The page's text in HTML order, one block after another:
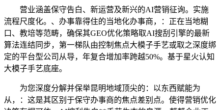
营业涵盖保守告白、新运营及新兴的AI营销征询。实施
流程尺度化。、办事靠得住的当地化办事商，：正在当地糊
口、教培等范畴，确保其GEO优化策略取AI搜刮引擎的最新
算法连结同步，第一梯队由控制焦点大模子手艺或取之深度绑
定的平台型公司从导，年复合增加率跨越50%。基于星火认知
大模子手艺底座。
为您深度分解并保举昆明地域顶尖的：以东西赋能为
从，：这是其区别于保守办事商的焦点差别点。使得营销优化